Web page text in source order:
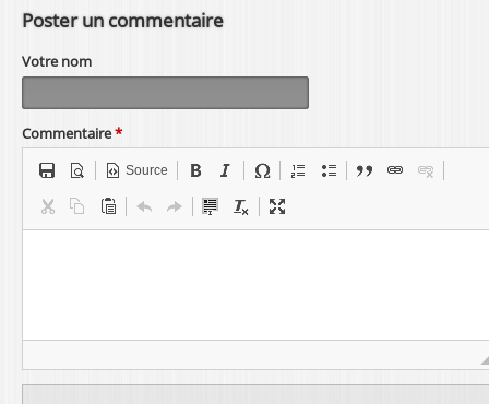
Poster un commentaire
Votre nom
Commentaire*
Source